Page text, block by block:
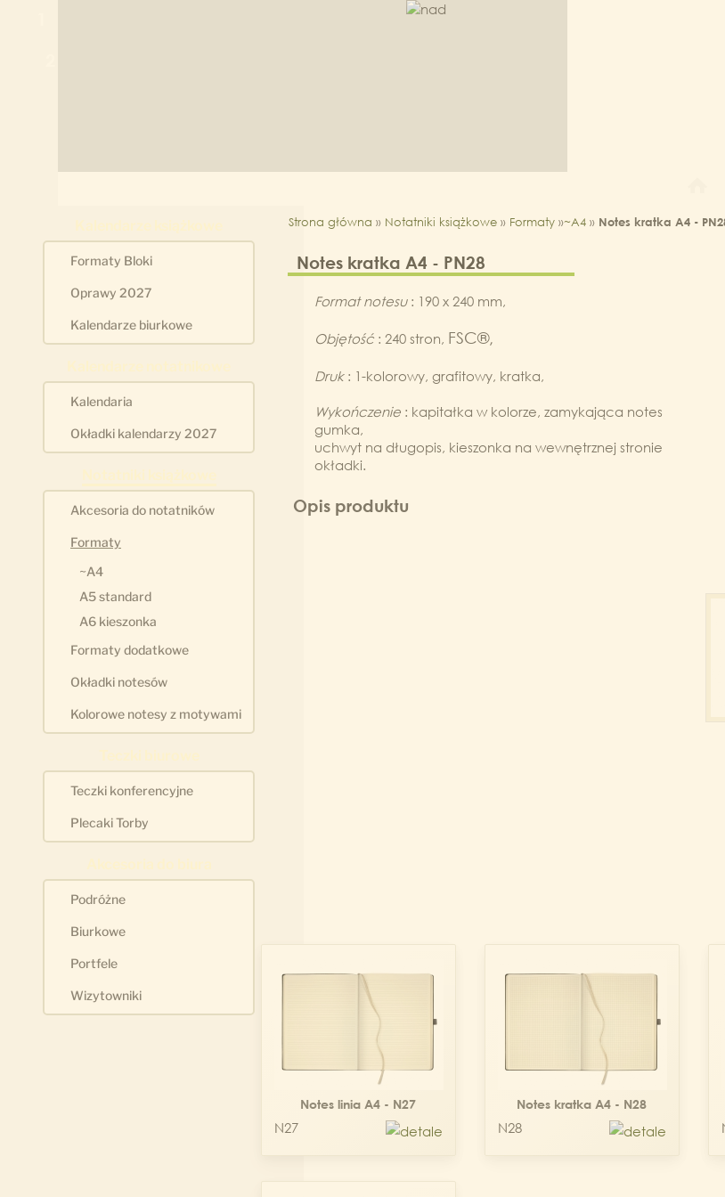
Formaty Bloki
Oprawy 2027
Kalendarze biurkowe
Kalendaria
Okładki kalendarzy 2027
Akcesoria do notatników
Formaty
~A4
A5 standard
A6 kieszonka
Formaty dodatkowe
Okładki notesów
Kolorowe notesy z motywami
Teczki konferencyjne
Plecaki Torby
Podróżne
Biurkowe
Portfele
Wizytowniki
Strona główna » Notatniki książkowe » Formaty »~A4 » Notes kratka A4 -
Notes kratka A4 - PN28
Format notesu: 190 x 240 mm,
Objętość: 240 stron, FSC®,
Druk: 1-kolorowy, grafitowy, kratka,
Wykończenie : kapitałka w kolorze, zamykająca notes
gumka,
uchwyt na długopis, kieszonka na wewnętrznej stronie
okładki.
Opis produktu
Notes linia A4 - N27
N27
Notes kratka A4 - N28
N28